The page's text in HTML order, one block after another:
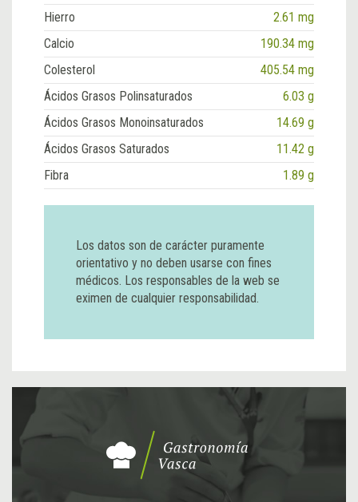
Hierro
2.61 mg
Calcio
190.34 mg
Colesterol
405.54 mg
Ácidos Grasos Polinsaturados
6.03 g
Ácidos Grasos Monoinsaturados
14.69 g
Ácidos Grasos Saturados
11.42 g
Fibra
1.89 g
Los datos son de carácter puramente
orientativo y no deben usarse con fines
médicos. Los responsables de la web se
eximen de cualquier responsabilidad.